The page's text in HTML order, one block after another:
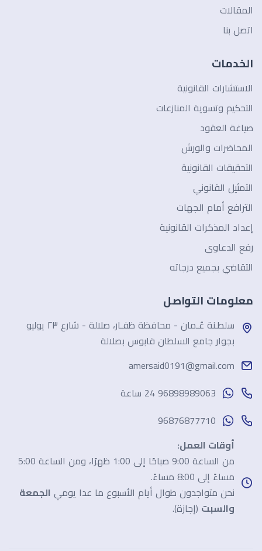
المقالات
اتصل بنا
الخدمات
الاستشارات القانونية
التحكيم وتسوية المنازعات
صياغة العقود
المحاضرات والورش
التحقيقات القانونية
التمثيل القانوني
الترافع أمام الجهات
إعداد المذكرات القانونية
رفع الدعاوى
التقاضي بجميع درجاته
معلومات التواصل
سلطـنة عُـمان - محافظة ظفـار، صلالة - شارع ٢٣ يوليو
بجوار جامع السلطان قابوس بصلالة
amersaid0191@gmail.com
96898989063 24 ساعة
96876877710
أوقات العمل:
من الساعة 9:00 صباحًا إلى 1:00 ظهرًا، ومن الساعة 5:00
مساءً إلى 8:00 مساءً.
نحن متواجدون طوال أيام الأسبوع ما عدا يومي الجمعة
والسبت (إجازة).